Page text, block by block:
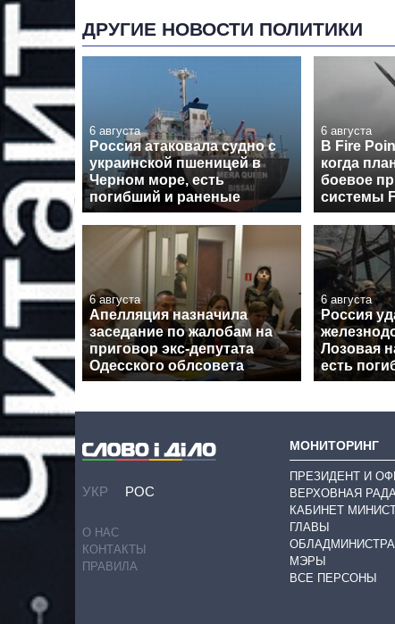
ДРУГИЕ НОВОСТИ ПОЛИТИКИ
6 августа
Россия атаковала судно с
украинской пшеницей в
Черном море, есть
погибший и раненые
6 августа
В Fire
когда
боевое
системы
6 августа
Апелляция назначила
заседание по жалобам на
приговор экс-депутата
Одесского облсовета
6 августа
Россия
Лозовая
есть
УКР РОС
О НАС
КОНТАКТЫ
ПРАВИЛА
МОНИТОРИНГ
ПРЕЗИДЕНТ И
ВЕРХОВНАЯ РАДА
КАБИНЕТ
ГЛАВЫ
МЭРЫ
ВСЕ ПЕРСОНЫ